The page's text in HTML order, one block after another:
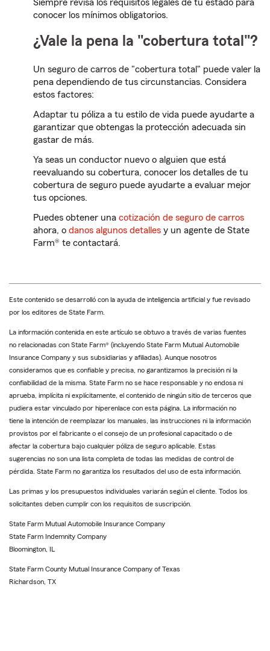
Siempre revisa los requisitos legales de tu estado para
conocer los mínimos obligatorios.
¿Vale la pena la "cobertura total"?
Un seguro de carros de "cobertura total" puede valer la
pena dependiendo de tus circunstancias. Considera
estos factores:
Adaptar tu póliza a tu estilo de vida puede ayudarte a
garantizar que obtengas la protección adecuada sin
gastar de más.
Ya seas un conductor nuevo o alguien que está
reevaluando su cobertura, conocer los detalles de tu
cobertura de seguro puede ayudarte a evaluar mejor
tus opciones.
Puedes obtener una cotización de seguro de carros
ahora, o danos algunos detalles y un agente de State
Farm® te contactará.
Este contenido se desarrolló con la ayuda de inteligencia artificial y fue revisado
por los editores de State Farm.
La información contenida en este artículo se obtuvo a través de varias fuentes
no relacionadas con State Farm® (incluyendo State Farm Mutual Automobile
Insurance Company y sus subsidiarias y afiliadas). Aunque nosotros
consideramos que es confiable y precisa, no garantizamos la precisión ni la
confiabilidad de la misma. State Farm no se hace responsable y no endosa ni
aprueba, implícita ni explícitamente, el contenido de ningún sitio de terceros que
pudiera estar vinculado por hiperenlace con esta página. La información no
tiene la intención de reemplazar los manuales, las instrucciones ni la información
provistos por el fabricante o el consejo de un profesional capacitado o de
afectar la cobertura bajo cualquier póliza de seguro aplicable. Estas
sugerencias no son una lista completa de todas las medidas de control de
pérdida. State Farm no garantiza los resultados del uso de esta información.
Las primas y los presupuestos individuales variarán según el cliente. Todos los
solicitantes deben cumplir con los requisitos de suscripción.
State Farm Mutual Automobile Insurance Company
State Farm Indemnity Company
Bloomington, IL
State Farm County Mutual Insurance Company of Texas
Richardson, TX